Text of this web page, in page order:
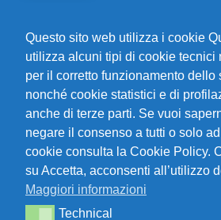
L’ascesa delle
storie di successo e
Regole
forti e costruire
Le Migliori
una Skyrace:
Questo sito web utilizza i cookie
utilizza alcuni tipi di cookie tecnici
per il corretto funzionamento dello
nonché cookie statistici e di
anche di terze parti. Se vuoi
negare il consenso a tutti o solo
cookie consulta la Cookie Policy.
su Accetta, acconsenti all’utilizzo
Maggiori informazioni
TechnicalTechnical